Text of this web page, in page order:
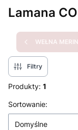
Lamana
WEŁNA
Filtry
Produkty: 1
Lista
Sortowanie:
Domyślne